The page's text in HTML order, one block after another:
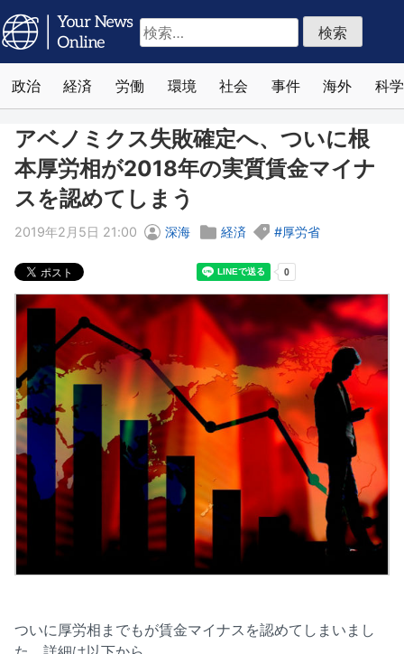
検
索:
政治 経済 労働 環境 社会 事件 海外 科学
アベノミクス失敗確定へ、ついに根
本厚労相が2018年の実質賃金マイナ
スを認めてしまう
2019年2月5日 21:00 深海 経済 厚労省
ついに厚労相までもが賃金マイナスを認めてしまいまし